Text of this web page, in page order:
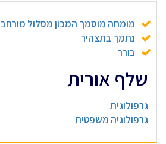
מומחה מוסמך המכון מסלול מורחב
נתמך בתצהיר
בורר
שלף אורית
גרפולוגית
גרפולוגיה משפטית